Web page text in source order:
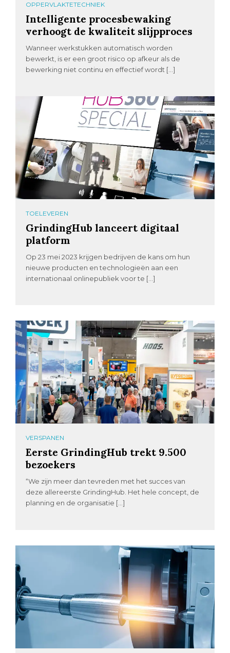
OPPERVLAKTETECHNIEK
Intelligente procesbewaking
verhoogt de kwaliteit slijpproces
Wanneer werkstukken automatisch worden
bewerkt, is er een groot risico op afkeur als de
bewerking niet continu en effectief wordt […]
TOELEVEREN
GrindingHub lanceert digitaal
platform
Op 23 mei 2023 krijgen bedrijven de kans om hun
nieuwe producten en technologieën aan een
internationaal onlinepubliek voor te […]
VERSPANEN
Eerste GrindingHub trekt 9.500
bezoekers
“We zijn meer dan tevreden met het succes van
deze allereerste GrindingHub. Het hele concept, de
planning en de organisatie […]